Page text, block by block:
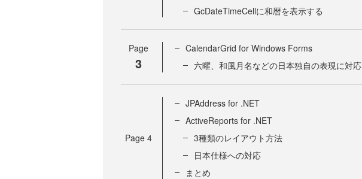
GcDateTimeCellに和暦を表示する
Page
3
CalendarGrid for Windows Forms
六曜、和風月名などの日本独自の表現に対応
Page 4
JPAddress for .NET
ActiveReports for .NET
3種類のレイアウト方法
日本仕様への対応
まとめ